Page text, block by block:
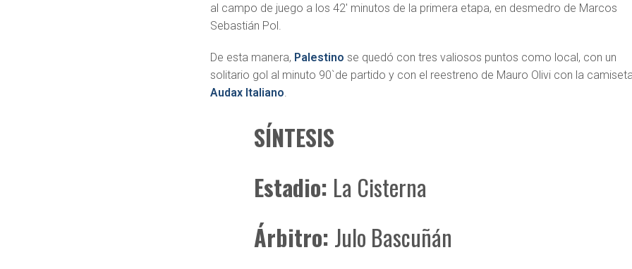
al campo de juego a los 42′ minutos de la primera etapa, en desmedro de Marcos
Sebastián Pol.
De esta manera, Palestino se quedó con tres valiosos puntos como local, con un
solitario gol al minuto 90`de partido y con el reestreno de Mauro Olivi con la
Audax Italiano.
SÍNTESIS
Estadio: La Cisterna
Árbitro: Julo Bascuñán